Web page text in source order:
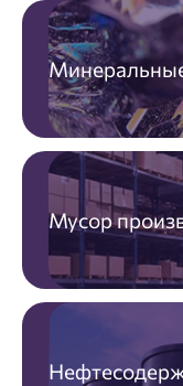
Мусор